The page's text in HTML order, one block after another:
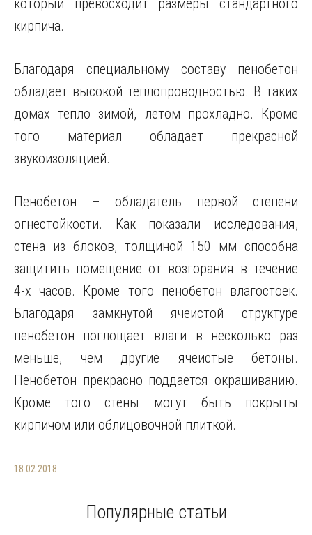
который превосходит размеры стандартного
кирпича.
Благодаря специальному составу пенобетон
обладает высокой теплопроводностью. В таких
домах тепло зимой, летом прохладно. Кроме
того материал обладает прекрасной
звукоизоляцией.
Пенобетон – обладатель первой степени
огнестойкости. Как показали исследования,
стена из блоков, толщиной 150 мм способна
защитить помещение от возгорания в течение
4-х часов. Кроме того пенобетон влагостоек.
Благодаря замкнутой ячеистой структуре
пенобетон поглощает влаги в несколько раз
меньше, чем другие ячеистые бетоны.
Пенобетон прекрасно поддается окрашиванию.
Кроме того стены могут быть покрыты
кирпичом или облицовочной плиткой.
18.02.2018
Популярные статьи